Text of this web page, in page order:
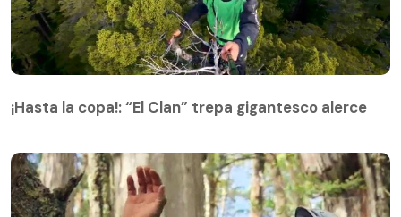
¡Hasta la copa!: “El Clan” trepa gigantesco alerce